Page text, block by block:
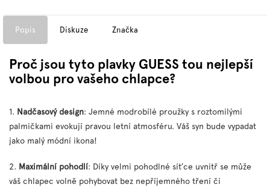
Popis Diskuze Značka
Proč jsou tyto plavky GUESS tou nejlepší
volbou pro vašeho chlapce?
1. Nadčasový design: Jemné modrobílé proužky s roztomilými
palmičkami evokují pravou letní atmosféru. Váš syn bude vypadat
jako malý módní ikona!
2. Maximální pohodlí: Díky velmi pohodlné síťce uvnitř se může
váš chlapec volně pohybovat bez nepříjemného tření či